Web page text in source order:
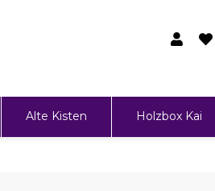
Alte Kisten Holzbox Kai